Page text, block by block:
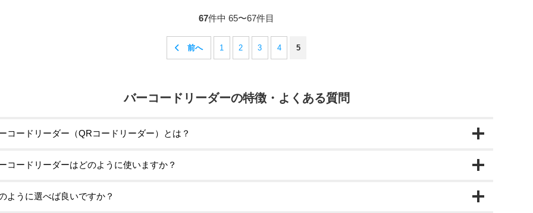
67件中 65〜67件目
1 2 3 4 5
バーコードリーダーの特徴・よくある質問
コードリーダー（QRコードリーダー）とは？
コードリーダーはどのように使いますか？
ように選べば良いですか？